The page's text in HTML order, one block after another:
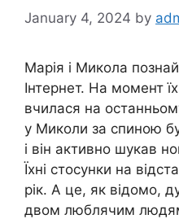
January 4, 2024 by
Марія і Микола
Інтернет. На момент
вчилася на
у Миколи за спиною
і він активно шукав
Їхні стосунки на
рік. А це, як відомо,
двом люблячим